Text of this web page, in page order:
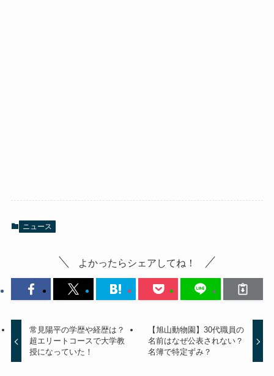
ニュース
よかったらシェアしてね！
常見陽平の学歴や経歴は？
超エリートコースで大学教
授になっていた！
【旭山動物園】30代職員の
名前はなぜ公表されない？
名簿で特定ずみ？